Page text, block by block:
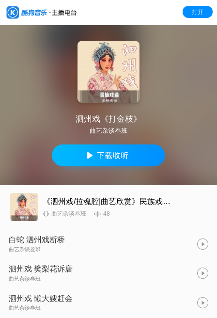
打开
泗州戏《打金枝》
曲艺杂谈叁班
《泗州戏/拉魂腔|曲艺欣赏》民族戏曲|国潮复兴
曲艺杂谈叁班 48
白蛇 泗州戏断桥
曲艺杂谈叁班
泗州戏 樊梨花诉唐
曲艺杂谈叁班
泗州戏 懒大嫂赶会
曲艺杂谈叁班